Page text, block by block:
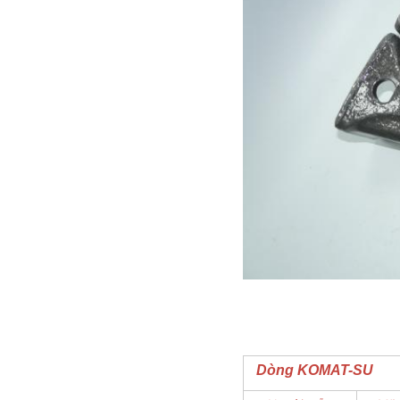
Dòng KOMAT-SU